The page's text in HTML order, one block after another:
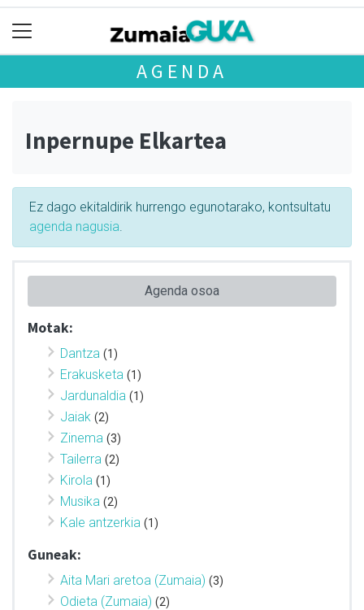
AGENDA
Inpernupe Elkartea
Ez dago ekitaldirik hurrengo egunotarako, kontsultatu
agenda nagusia
Agenda osoa
Motak:
Dantza (1)
Erakusketa (1)
Jardunaldia (1)
Jaiak (2)
Zinema (3)
Tailerra (2)
Kirola (1)
Musika (2)
Kale antzerkia (1)
Guneak:
Aita Mari aretoa (Zumaia) (3)
Odieta (Zumaia) (2)